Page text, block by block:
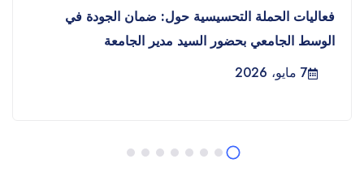
فعاليات الحملة التحسيسية حول: ضمان الجودة في
الوسط الجامعي بحضور السيد مدير الجامعة
7 مايو، 2026